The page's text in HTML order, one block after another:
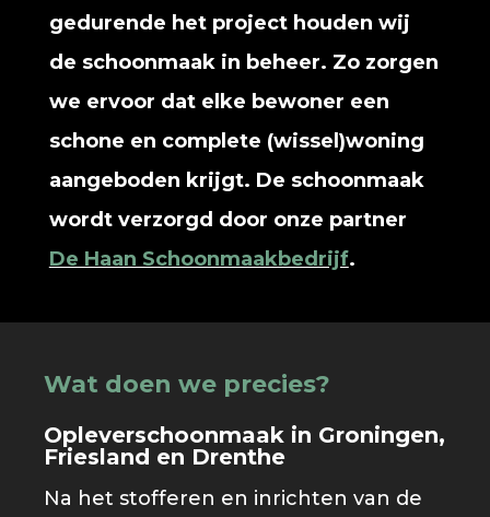
gedurende het project houden wij
de schoonmaak in beheer. Zo zorgen
we ervoor dat elke bewoner een
schone en complete (wissel)woning
aangeboden krijgt. De schoonmaak
wordt verzorgd door onze partner
De Haan Schoonmaakbedrijf.
Wat doen we precies?
Opleverschoonmaak in Groningen,
Friesland en Drenthe
Na het stofferen en inrichten van de